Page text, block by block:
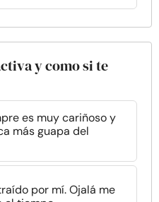
y como si te
es muy cariñoso y
más guapa del
por mí. Ojalá me